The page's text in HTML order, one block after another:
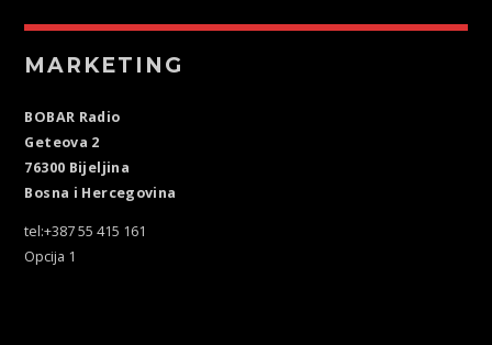
MARKETING
BOBAR Radio
Geteova 2
76300 Bijeljina
Bosna i Hercegovina
tel:+387 55 415 161
Opcija 1